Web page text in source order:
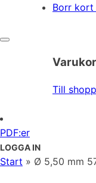
Borr kort
Till
PDF:er
LOGGA IN
Start » Ø 5,50 mm